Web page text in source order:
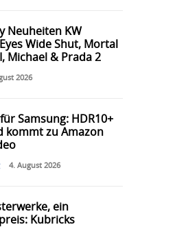
Neuheiten KW
Wide Shut, Mortal
Michael & Prada 2
2026
Samsung: HDR10+
kommt zu Amazon
4. August 2026
ein
Kubricks